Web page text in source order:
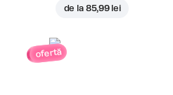
de la 85,99 lei
ofertă